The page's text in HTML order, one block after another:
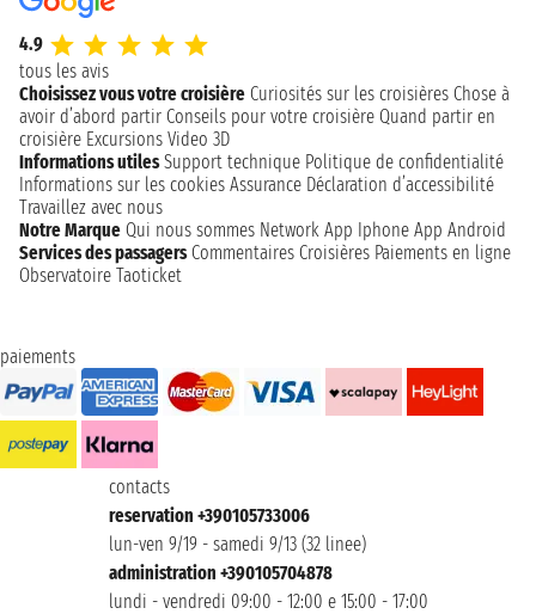
4.9
tous les avis
Choisissez vous votre croisière Curiosités sur les croisières Chose à
avoir d’abord partir Conseils pour votre croisière Quand partir en
croisière Excursions Video 3D
Informations utiles Support technique Politique de confidentialité
Informations sur les cookies Assurance Déclaration d’accessibilité
Travaillez avec nous
Notre Marque Qui nous sommes Network App Iphone App Android
Services des passagers Commentaires Croisières Paiements en ligne
Observatoire Taoticket
paiements
contacts
reservation +390105733006
lun-ven 9/19 - samedi 9/13 (32 linee)
administration +390105704878
lundi - vendredi 09:00 - 12:00 e 15:00 - 17:00